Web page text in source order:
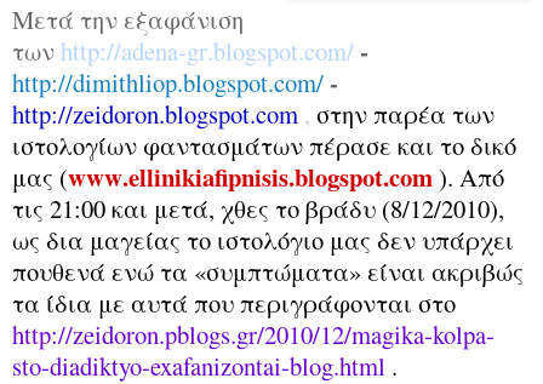
Μετά την εξαφάνιση
των http://adena-gr.blogspot.com/ -
http://dimithliop.blogspot.com/ -
http://zeidoron.blogspot.com , στην παρέα των
ιστολογίων φαντασμάτων πέρασε και το δικό
μας (www.ellinikiafipnisis.blogspot.com). Από
τις 21:00 και μετά, χθες το βράδυ (8/12/2010),
ως δια μαγείας το ιστολόγιο μας δεν υπάρχει
πουθενά ενώ τα «συμπτώματα» είναι ακριβώς
τα ίδια με αυτά που περιγράφονται στο
http://zeidoron.pblogs.gr/2010/12/magika-kolpa-
sto-diadiktyo-exafanizontai-blog.html .